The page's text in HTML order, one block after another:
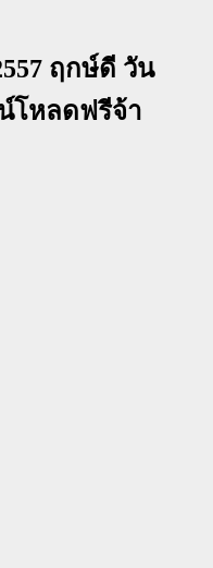
ฤกษ์ดี วัน
โหลดฟรีจ้า